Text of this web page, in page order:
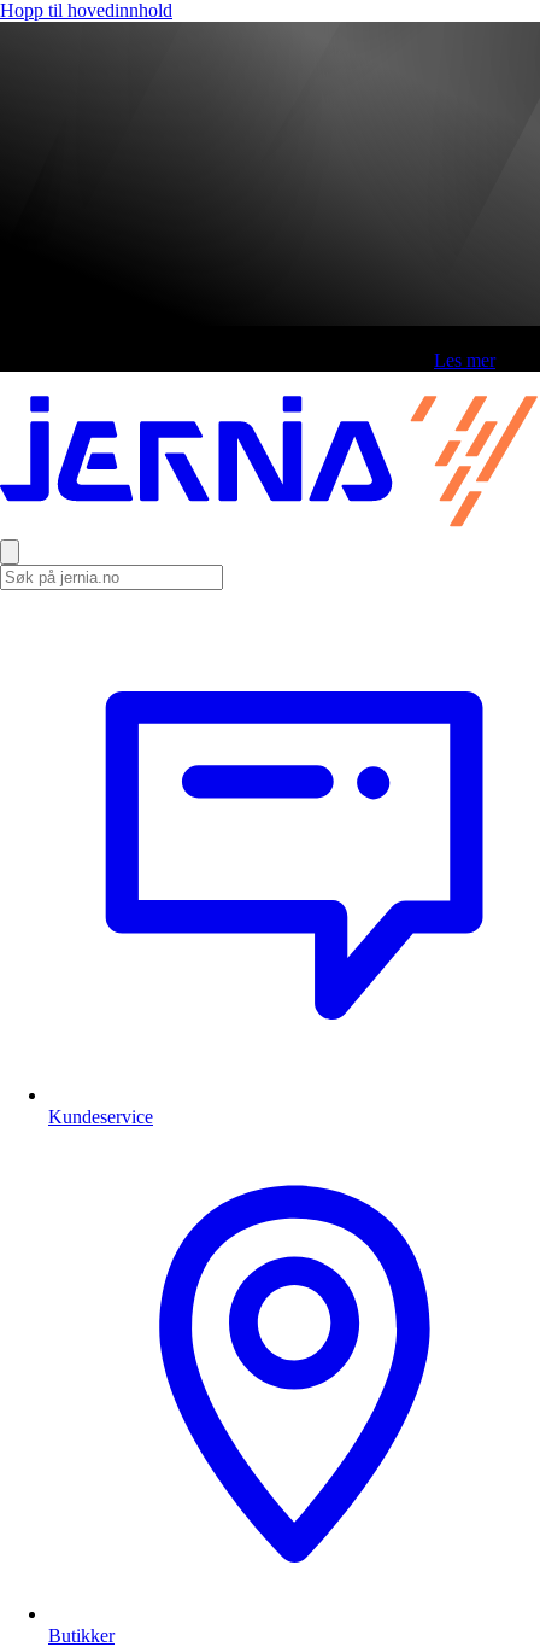
Hopp til hovedinnhold
Les mer
Kundeservice
Butikker